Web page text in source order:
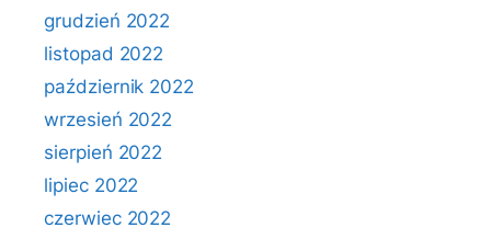
grudzień 2022
listopad 2022
październik 2022
wrzesień 2022
sierpień 2022
lipiec 2022
czerwiec 2022